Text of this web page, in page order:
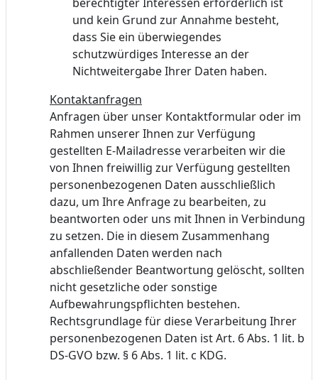
und kein Grund zur Annahme besteht,
dass Sie ein überwiegendes
schutzwürdiges Interesse an der
Nichtweitergabe Ihrer Daten haben.
Kontaktanfragen
Anfragen über unser Kontaktformular oder im
Rahmen unserer Ihnen zur Verfügung
gestellten E-Mailadresse verarbeiten wir die
von Ihnen freiwillig zur Verfügung gestellten
personenbezogenen Daten ausschließlich
dazu, um Ihre Anfrage zu bearbeiten, zu
beantworten oder uns mit Ihnen in Verbindung
zu setzen. Die in diesem Zusammenhang
anfallenden Daten werden nach
abschließender Beantwortung gelöscht, sollten
nicht gesetzliche oder sonstige
Aufbewahrungspflichten bestehen.
Rechtsgrundlage für diese Verarbeitung Ihrer
personenbezogenen Daten ist Art. 6 Abs. 1 lit. b
DS-GVO bzw. § 6 Abs. 1 lit. c KDG.